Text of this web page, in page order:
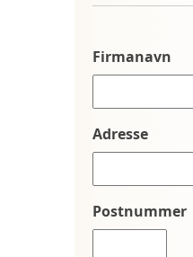
Firmanavn
Adresse
Postnummer